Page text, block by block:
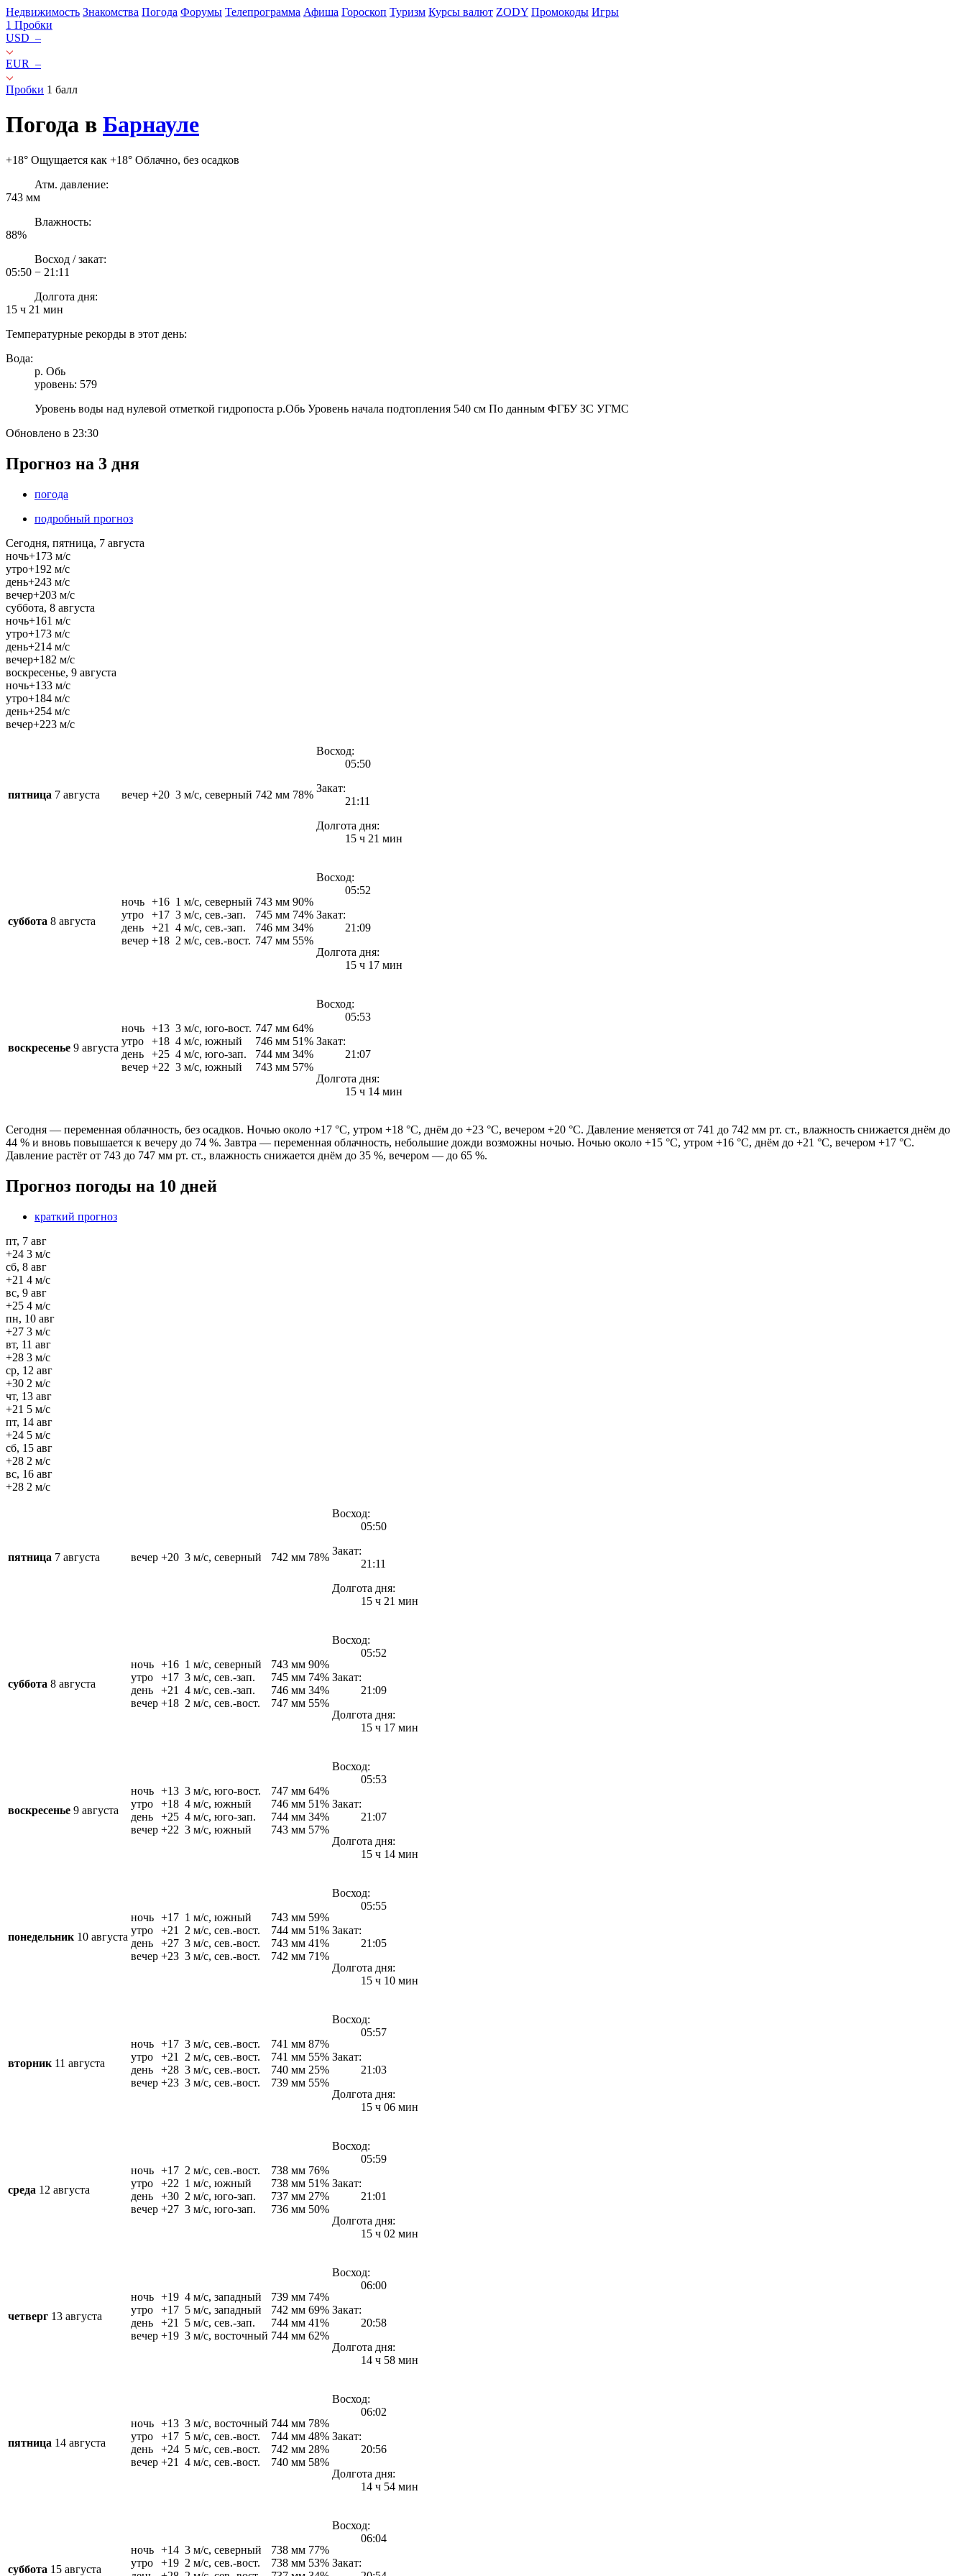
Недвижимость Знакомства Погода Форумы Телепрограмма Афиша Гороскоп Туризм Курсы валют ZODY Промокоды Игры
1 Пробки
USD –
EUR –
Пробки 1 балл
Погода в Барнауле
+18° Ощущается как +18° Облачно, без осадков
Атм. давление:
743 мм
Влажность:
88%
Восход / закат:
05:50 − 21:11
Долгота дня:
15 ч 21 мин
Температурные рекорды в этот день:
Вода:
р. Обь
уровень: 579
Уровень воды над нулевой отметкой гидропоста р.Обь Уровень начала подтопления 540 см По данным ФГБУ ЗС УГМС
Обновлено в 23:30
Прогноз на 3 дня
погода
подробный прогноз
Сегодня, пятница, 7 августа
ночь+173 м/c
утро+192 м/c
день+243 м/c
вечер+203 м/c
суббота, 8 августа
ночь+161 м/c
утро+173 м/c
день+214 м/c
вечер+182 м/c
воскресенье, 9 августа
ночь+133 м/c
утро+184 м/c
день+254 м/c
вечер+223 м/c
пятница 7 августа вечер +20 3 м/c, северный 742 мм 78%
Восход:
05:50
Закат:
21:11
Долгота дня:
15 ч 21 мин
суббота 8 августа
ночь
утро
день
вечер
+16
+17
+21
+18
1 м/c, северный
3 м/c, сев.-зап.
4 м/c, сев.-зап.
2 м/c, сев.-вост.
743 мм
745 мм
746 мм
747 мм
90%
74%
34%
55%
Восход:
05:52
Закат:
21:09
Долгота дня:
15 ч 17 мин
воскресенье 9 августа
ночь
утро
день
вечер
+13
+18
+25
+22
3 м/c, юго-вост.
4 м/c, южный
4 м/c, юго-зап.
3 м/c, южный
747 мм
746 мм
744 мм
743 мм
64%
51%
34%
57%
Восход:
05:53
Закат:
21:07
Долгота дня:
15 ч 14 мин
Сегодня — переменная облачность, без осадков. Ночью около +17 °C, утром +18 °C, днём до +23 °C, вечером +20 °C. Давление меняется от 741 до 742 мм рт. ст., влажность снижается днём до
44 % и вновь повышается к вечеру до 74 %. Завтра — переменная облачность, небольшие дожди возможны ночью. Ночью около +15 °C, утром +16 °C, днём до +21 °C, вечером +17 °C.
Давление растёт от 743 до 747 мм рт. ст., влажность снижается днём до 35 %, вечером — до 65 %.
Прогноз погоды на 10 дней
краткий прогноз
пт, 7 авг
+24 3 м/c
сб, 8 авг
+21 4 м/c
вс, 9 авг
+25 4 м/c
пн, 10 авг
+27 3 м/c
вт, 11 авг
+28 3 м/c
ср, 12 авг
+30 2 м/c
чт, 13 авг
+21 5 м/c
пт, 14 авг
+24 5 м/c
сб, 15 авг
+28 2 м/c
вс, 16 авг
+28 2 м/c
пятница 7 августа вечер +20 3 м/c, северный 742 мм 78%
Восход:
05:50
Закат:
21:11
Долгота дня:
15 ч 21 мин
суббота 8 августа
ночь
утро
день
вечер
+16
+17
+21
+18
1 м/c, северный
3 м/c, сев.-зап.
4 м/c, сев.-зап.
2 м/c, сев.-вост.
743 мм
745 мм
746 мм
747 мм
90%
74%
34%
55%
Восход:
05:52
Закат:
21:09
Долгота дня:
15 ч 17 мин
воскресенье 9 августа
ночь
утро
день
вечер
+13
+18
+25
+22
3 м/c, юго-вост.
4 м/c, южный
4 м/c, юго-зап.
3 м/c, южный
747 мм
746 мм
744 мм
743 мм
64%
51%
34%
57%
Восход:
05:53
Закат:
21:07
Долгота дня:
15 ч 14 мин
понедельник 10 августа
ночь
утро
день
вечер
+17
+21
+27
+23
1 м/c, южный
2 м/c, сев.-вост.
3 м/c, сев.-вост.
3 м/c, сев.-вост.
743 мм
744 мм
743 мм
742 мм
59%
51%
41%
71%
Восход:
05:55
Закат:
21:05
Долгота дня:
15 ч 10 мин
вторник 11 августа
ночь
утро
день
вечер
+17
+21
+28
+23
3 м/c, сев.-вост.
2 м/c, сев.-вост.
3 м/c, сев.-вост.
3 м/c, сев.-вост.
741 мм
741 мм
740 мм
739 мм
87%
55%
25%
55%
Восход:
05:57
Закат:
21:03
Долгота дня:
15 ч 06 мин
среда 12 августа
ночь
утро
день
вечер
+17
+22
+30
+27
2 м/c, сев.-вост.
1 м/c, южный
2 м/c, юго-зап.
3 м/c, юго-зап.
738 мм
738 мм
737 мм
736 мм
76%
51%
27%
50%
Восход:
05:59
Закат:
21:01
Долгота дня:
15 ч 02 мин
четверг 13 августа
ночь
утро
день
вечер
+19
+17
+21
+19
4 м/c, западный
5 м/c, западный
5 м/c, сев.-зап.
3 м/c, восточный
739 мм
742 мм
744 мм
744 мм
74%
69%
41%
62%
Восход:
06:00
Закат:
20:58
Долгота дня:
14 ч 58 мин
пятница 14 августа
ночь
утро
день
вечер
+13
+17
+24
+21
3 м/c, восточный
5 м/c, сев.-вост.
5 м/c, сев.-вост.
4 м/c, сев.-вост.
744 мм
744 мм
742 мм
740 мм
78%
48%
28%
58%
Восход:
06:02
Закат:
20:56
Долгота дня:
14 ч 54 мин
суббота 15 августа
ночь
утро
+14
+19
3 м/c, северный
2 м/c, сев.-вост.
738 мм
738 мм
77%
53%
Восход:
06:04
Закат: